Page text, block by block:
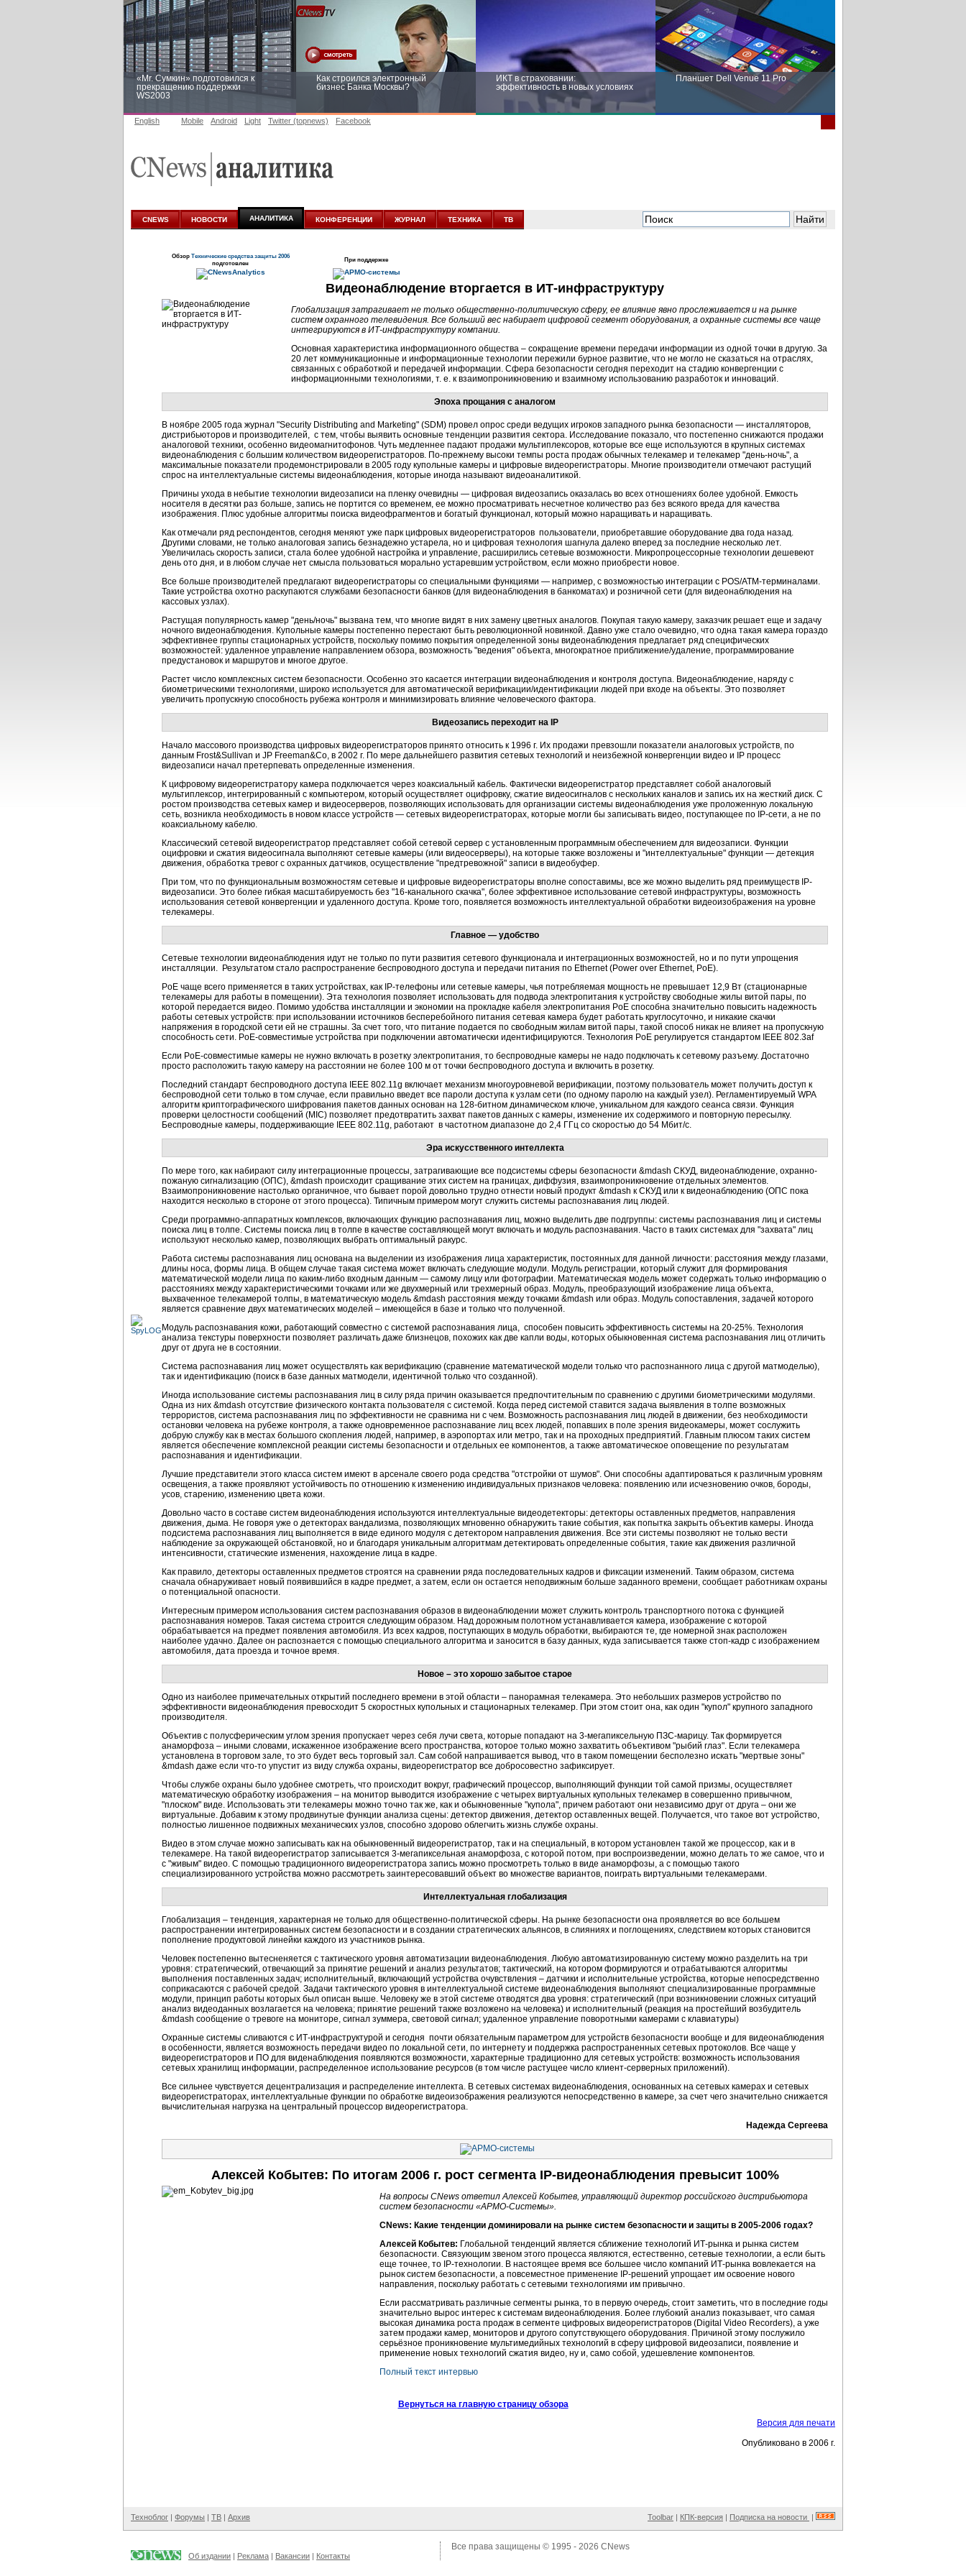
«Mr. Сумкин» подготовился к
прекращению поддержки
WS2003
Как строился электронный
бизнес Банка Москвы?
ИКТ в страховании:
эффективность в новых условиях
Планшет Dell Venue 11 Pro
аналитике
новых условиях
English Mobile Android Light Twitter (topnews) Facebook
CNEWS НОВОСТИ АНАЛИТИКА КОНФЕРЕНЦИИ ЖУРНАЛ ТЕХНИКА ТВ
Обзор Технические средства защиты 2006
подготовлен
При поддержке
Видеонаблюдение вторгается в ИТ-инфраструктуру
Глобализация затрагивает не только общественно-политическую сферу, ее влияние явно прослеживается и на рынке
систем охранного телевидения. Все больший вес набирает цифровой сегмент оборудования, а охранные системы все чаще
интегрируются в ИТ-инфраструктуру компании.
Основная характеристика информационного общества – сокращение времени передачи информации из одной точки в другую. За
20 лет коммуникационные и информационные технологии пережили бурное развитие, что не могло не сказаться на отраслях,
связанных с обработкой и передачей информации. Сфера безопасности сегодня переходит на стадию конвергенции с
информационными технологиями, т. е. к взаимопроникновению и взаимному использованию разработок и инноваций.
Эпоха прощания с аналогом
В ноябре 2005 года журнал "Security Distributing and Marketing" (SDM) провел опрос среди ведущих игроков западного рынка безопасности — инсталляторов,
дистрибьюторов и производителей, с тем, чтобы выявить основные тенденции развития сектора. Исследование показало, что постепенно снижаются продажи
аналоговой техники, особенно видеомагнитофонов. Чуть медленнее падают продажи мультиплексоров, которые все еще используются в крупных системах
видеонаблюдения с большим количеством видеорегистраторов. По-прежнему высоки темпы роста продаж обычных телекамер и телекамер "день-ночь", а
максимальные показатели продемонстрировали в 2005 году купольные камеры и цифровые видеорегистраторы. Многие производители отмечают растущий
спрос на интеллектуальные системы видеонаблюдения, которые иногда называют видеоаналитикой.
Причины ухода в небытие технологии видеозаписи на пленку очевидны — цифровая видеозапись оказалась во всех отношениях более удобной. Емкость
носителя в десятки раз больше, запись не портится со временем, ее можно просматривать несчетное количество раз без всякого вреда для качества
изображения. Плюс удобные алгоритмы поиска видеофрагментов и богатый функционал, который можно наращивать и наращивать.
Как отмечали ряд респондентов, сегодня меняют уже парк цифровых видеорегистраторов пользователи, приобретавшие оборудование два года назад.
Другими словами, не только аналоговая запись безнадежно устарела, но и цифровая технология шагнула далеко вперед за последние несколько лет.
Увеличилась скорость записи, стала более удобной настройка и управление, расширились сетевые возможности. Микропроцессорные технологии дешевеют
день ото дня, и в любом случае нет смысла пользоваться морально устаревшим устройством, если можно приобрести новое.
Все больше производителей предлагают видеорегистраторы со специальными функциями — например, с возможностью интеграции с POS/ATM-терминалами.
Такие устройства охотно раскупаются службами безопасности банков (для видеонаблюдения в банкоматах) и розничной сети (для видеонаблюдения на
кассовых узлах).
Растущая популярность камер "день/ночь" вызвана тем, что многие видят в них замену цветных аналогов. Покупая такую камеру, заказчик решает еще и задачу
ночного видеонаблюдения. Купольные камеры постепенно перестают быть революционной новинкой. Давно уже стало очевидно, что одна такая камера гораздо
эффективнее группы стационарных устройств, поскольку помимо покрытия определенной зоны видеонаблюдения предлагает ряд специфических
возможностей: удаленное управление направлением обзора, возможность "ведения" объекта, многократное приближение/удаление, программирование
предустановок и маршрутов и многое другое.
Растет число комплексных систем безопасности. Особенно это касается интеграции видеонаблюдения и контроля доступа. Видеонаблюдение, наряду с
биометрическими технологиями, широко используется для автоматической верификации/идентификации людей при входе на объекты. Это позволяет
увеличить пропускную способность рубежа контроля и минимизировать влияние человеческого фактора.
Видеозапись переходит на IP
Начало массового производства цифровых видеорегистраторов принято относить к 1996 г. Их продажи превзошли показатели аналоговых устройств, по
данным Frost&Sullivan и JP Freeman&Co, в 2002 г. По мере дальнейшего развития сетевых технологий и неизбежной конвергенции видео и IP процесс
видеозаписи начал претерпевать определенные изменения.
К цифровому видеорегистратору камера подключается через коаксиальный кабель. Фактически видеорегистратор представляет собой аналоговый
мультиплексор, интегрированный с компьютером, который осуществляет оцифровку, сжатие видеосигналов с нескольких каналов и запись их на жесткий диск. С
ростом производства сетевых камер и видеосерверов, позволяющих использовать для организации системы видеонаблюдения уже проложенную локальную
сеть, возникла необходимость в новом классе устройств — сетевых видеорегистраторах, которые могли бы записывать видео, поступающее по IP-сети, а не по
коаксиальному кабелю.
Классический сетевой видеорегистратор представляет собой сетевой сервер с установленным программным обеспечением для видеозаписи. Функции
оцифровки и сжатия видеосигнала выполняют сетевые камеры (или видеосерверы), на которые также возложены и "интеллектуальные" функции — детекция
движения, обработка тревог с охранных датчиков, осуществление "предтревожной" записи в видеобуфер.
При том, что по функциональным возможностям сетевые и цифровые видеорегистраторы вполне сопоставимы, все же можно выделить ряд преимуществ IP-
видеозаписи. Это более гибкая масштабируемость без "16-канального скачка", более эффективное использование сетевой инфраструктуры, возможность
использования сетевой конвергенции и удаленного доступа. Кроме того, появляется возможность интеллектуальной обработки видеоизображения на уровне
телекамеры.
Главное — удобство
Сетевые технологии видеонаблюдения идут не только по пути развития сетевого функционала и интеграционных возможностей, но и по пути упрощения
инсталляции. Результатом стало распространение беспроводного доступа и передачи питания по Ethernet (Power over Ethernet, PoE).
PoE чаще всего применяется в таких устройствах, как IP-телефоны или сетевые камеры, чья потребляемая мощность не превышает 12,9 Вт (стационарные
телекамеры для работы в помещении). Эта технология позволяет использовать для подвода электропитания к устройству свободные жилы витой пары, по
которой передается видео. Помимо удобства инсталляции и экономии на прокладке кабеля электропитания PoE способна значительно повысить надежность
работы сетевых устройств: при использовании источников бесперебойного питания сетевая камера будет работать круглосуточно, и никакие скачки
напряжения в городской сети ей не страшны. За счет того, что питание подается по свободным жилам витой пары, такой способ никак не влияет на пропускную
способность сети. PoE-совместимые устройства при подключении автоматически идентифицируются. Технология PoE регулируется стандартом IEEE 802.3af
Если PoE-совместимые камеры не нужно включать в розетку электропитания, то беспроводные камеры не надо подключать к сетевому разъему. Достаточно
просто расположить такую камеру на расстоянии не более 100 м от точки беспроводного доступа и включить в розетку.
Последний стандарт беспроводного доступа IEEE 802.11g включает механизм многоуровневой верификации, поэтому пользователь может получить доступ к
беспроводной сети только в том случае, если правильно введет все пароли доступа к узлам сети (по одному паролю на каждый узел). Регламентируемый WPA
алгоритм криптографического шифрования пакетов данных основан на 128-битном динамическом ключе, уникальном для каждого сеанса связи. Функция
проверки целостности сообщений (MIC) позволяет предотвратить захват пакетов данных с камеры, изменение их содержимого и повторную пересылку.
Беспроводные камеры, поддерживающие IEEE 802.11g, работают в частотном диапазоне до 2,4 ГГц со скоростью до 54 Мбит/с.
Эра искусственного интеллекта
По мере того, как набирают силу интеграционные процессы, затрагивающие все подсистемы сферы безопасности &mdash СКУД, видеонаблюдение, охранно-
пожаную сигнализацию (ОПС), &mdash происходит сращивание этих систем на границах, диффузия, взаимопроникновение отдельных элементов.
Взаимопроникновение настолько органичное, что бывает порой довольно трудно отнести новый продукт &mdash к СКУД или к видеонаблюдению (ОПС пока
находится несколько в стороне от этого процесса). Типичным примером могут служить системы распознавания лиц людей.
Среди программно-аппаратных комплексов, включающих функцию распознавания лиц, можно выделить две подгруппы: системы распознавания лиц и системы
поиска лиц в толпе. Системы поиска лиц в толпе в качестве составляющей могут включать и модуль распознавания. Часто в таких системах для "захвата" лиц
используют несколько камер, позволяющих выбрать оптимальный ракурс.
Работа системы распознавания лиц основана на выделении из изображения лица характеристик, постоянных для данной личности: расстояния между глазами,
длины носа, формы лица. В общем случае такая система может включать следующие модули. Модуль регистрации, который служит для формирования
математической модели лица по каким-либо входным данным — самому лицу или фотографии. Математическая модель может содержать только информацию о
расстояниях между характеристическими точками или же двухмерный или трехмерный образ. Модуль, преобразующий изображение лица объекта,
выхваченное телекамерой толпы, в математическую модель &mdash расстояния между точками &mdash или образ. Модуль сопоставления, задачей которого
является сравнение двух математических моделей – имеющейся в базе и только что полученной.
Модуль распознавания кожи, работающий совместно с системой распознавания лица, способен повысить эффективность системы на 20-25%. Технология
анализа текстуры поверхности позволяет различать даже близнецов, похожих как две капли воды, которых обыкновенная система распознавания лиц отличить
друг от друга не в состоянии.
Система распознавания лиц может осуществлять как верификацию (сравнение математической модели только что распознанного лица с другой матмоделью),
так и идентификацию (поиск в базе данных матмодели, идентичной только что созданной).
Иногда использование системы распознавания лиц в силу ряда причин оказывается предпочтительным по сравнению с другими биометрическими модулями.
Одна из них &mdash отсутствие физического контакта пользователя с системой. Когда перед системой ставится задача выявления в толпе возможных
террористов, система распознавания лиц по эффективности не сравнима ни с чем. Возможность распознавания лиц людей в движении, без необходимости
остановки человека на рубеже контроля, а также одновременное распознавание лиц всех людей, попавших в поле зрения видеокамеры, может сослужить
добрую службу как в местах большого скопления людей, например, в аэропортах или метро, так и на проходных предприятий. Главным плюсом таких систем
является обеспечение комплексной реакции системы безопасности и отдельных ее компонентов, а также автоматическое оповещение по результатам
распознавания и идентификации.
Лучшие представители этого класса систем имеют в арсенале своего рода средства "отстройки от шумов". Они способны адаптироваться к различным уровням
освещения, а также проявляют устойчивость по отношению к изменению индивидуальных признаков человека: появлению или исчезновению очков, бороды,
усов, старению, изменению цвета кожи.
Довольно часто в составе систем видеонаблюдения используются интеллектуальные видеодетекторы: детекторы оставленных предметов, направления
движения, дыма. Не говоря уже о детекторах вандализма, позволяющих мгновенно обнаружить такие события, как попытка закрыть объектив камеры. Иногда
подсистема распознавания лиц выполняется в виде единого модуля с детектором направления движения. Все эти системы позволяют не только вести
наблюдение за окружающей обстановкой, но и благодаря уникальным алгоритмам детектировать определенные события, такие как движения различной
интенсивности, статические изменения, нахождение лица в кадре.
Как правило, детекторы оставленных предметов строятся на сравнении ряда последовательных кадров и фиксации изменений. Таким образом, система
сначала обнаруживает новый появившийся в кадре предмет, а затем, если он остается неподвижным больше заданного времени, сообщает работникам охраны
о потенциальной опасности.
Интересным примером использования систем распознавания образов в видеонаблюдении может служить контроль транспортного потока с функцией
распознавания номеров. Такая система строится следующим образом. Над дорожным полотном устанавливается камера, изображение с которой
обрабатывается на предмет появления автомобиля. Из всех кадров, поступающих в модуль обработки, выбираются те, где номерной знак расположен
наиболее удачно. Далее он распознается с помощью специального алгоритма и заносится в базу данных, куда записывается также стоп-кадр с изображением
автомобиля, дата проезда и точное время.
Новое – это хорошо забытое старое
Одно из наиболее примечательных открытий последнего времени в этой области – панорамная телекамера. Это небольших размеров устройство по
эффективности видеонаблюдения превосходит 5 скоростных купольных и стационарных телекамер. При этом стоит она, как один "купол" крупного западного
производителя.
Объектив с полусферическим углом зрения пропускает через себя лучи света, которые попадают на 3-мегапиксельную ПЗС-марицу. Так формируется
анаморфоза – иными словами, искаженное изображение всего пространства, которое только можно захватить объективом "рыбий глаз". Если телекамера
установлена в торговом зале, то это будет весь торговый зал. Сам собой напрашивается вывод, что в таком помещении бесполезно искать "мертвые зоны"
&mdash даже если что-то упустит из виду служба охраны, видеорегистратор все добросовестно зафиксирует.
Чтобы службе охраны было удобнее смотреть, что происходит вокруг, графический процессор, выполняющий функции той самой призмы, осуществляет
математическую обработку изображения – на монитор выводится изображение с четырех виртуальных купольных телекамер в совершенно привычном,
"плоском" виде. Использовать эти телекамеры можно точно так же, как и обыкновенные "купола", причем работают они независимо друг от друга – они же
виртуальные. Добавим к этому продвинутые функции анализа сцены: детектор движения, детектор оставленных вещей. Получается, что такое вот устройство,
полностью лишенное подвижных механических узлов, способно здорово облегчить жизнь службе охраны.
Видео в этом случае можно записывать как на обыкновенный видеорегистратор, так и на специальный, в котором установлен такой же процессор, как и в
телекамере. На такой видеорегистратор записывается 3-мегапиксельная анаморфоза, с которой потом, при воспроизведении, можно делать то же самое, что и
с "живым" видео. С помощью традиционного видеорегистратора запись можно просмотреть только в виде анаморфозы, а с помощью такого
специализированного устройства можно рассмотреть заинтересовавший объект во множестве вариантов, поиграть виртуальными телекамерами.
Интеллектуальная глобализация
Глобализация – тенденция, характерная не только для общественно-политической сферы. На рынке безопасности она проявляется во все большем
распространении интегрированных систем безопасности и в создании стратегических альянсов, в слияниях и поглощениях, следствием которых становится
пополнение продуктовой линейки каждого из участников рынка.
Человек постепенно вытесненяется с тактического уровня автоматизации видеонаблюдения. Любую автоматизированную систему можно разделить на три
уровня: стратегический, отвечающий за принятие решений и анализ результатов; тактический, на котором формируются и отрабатываются алгоритмы
выполнения поставленных задач; исполнительный, включающий устройства очувствления – датчики и исполнительные устройства, которые непосредственно
соприкасаются с рабочей средой. Задачи тактического уровня в интеллектуальной системе видеонаблюдения выполняют специализированные программные
модули, принцип работы которых был описан выше. Человеку же в этой системе отводятся два уровня: стратегический (при возникновении сложных ситуаций
анализ видеоданных возлагается на человека; принятие решений также возложено на человека) и исполнительный (реакция на простейший возбудитель
&mdash сообщение о тревоге на мониторе, сигнал зуммера, световой сигнал; удаленное управление поворотными камерами с клавиатуры)
Охранные системы сливаются с ИТ-инфраструктурой и сегодня почти обязательным параметром для устройств безопасности вообще и для видеонаблюдения
в особенности, является возможность передачи видео по локальной сети, по интернету и поддержка распространенных сетевых протоколов. Все чаще у
видеорегистраторов и ПО для виденаблюдения появляются возможности, характерные традиционно для сетевых устройств: возможность использования
сетевых хранилищ информации, распределенное использование ресурсов (в том числе растущее число клиент-серверных приложений).
Все сильнее чувствуется децентрализация и распределение интеллекта. В сетевых системах видеонаблюдения, основанных на сетевых камерах и сетевых
видеорегистраторах, интеллектуальные функции по обработке видеоизображения реализуются непосредственно в камере, за счет чего значительно снижается
вычислительная нагрузка на центральный процессор видеорегистратора.
Надежда Сергеева
Алексей Кобытев: По итогам 2006 г. рост сегмента IP-видеонаблюдения превысит 100%
На вопросы CNews ответил Алексей Кобытев, управляющий директор российского дистрибьютора
систем безопасности «АРМО-Системы».
CNews: Какие тенденции доминировали на рынке систем безопасности и защиты в 2005-2006 годах?
Алексей Кобытев: Глобальной тенденций является сближение технологий ИТ-рынка и рынка систем
безопасности. Связующим звеном этого процесса являются, естественно, сетевые технологии, а если быть
еще точнее, то IP-технологии. В настоящее время все большее число компаний ИТ-рынка вовлекается на
рынок систем безопасности, а повсеместное применение IP-решений упрощает им освоение нового
направления, поскольку работать с сетевыми технологиями им привычно.
Если рассматривать различные сегменты рынка, то в первую очередь, стоит заметить, что в последние годы
значительно вырос интерес к системам видеонаблюдения. Более глубокий анализ показывает, что самая
высокая динамика роста продаж в сегменте цифровых видеорегистраторов (Digital Video Recorders), а уже
затем продажи камер, мониторов и другого сопутствующего оборудования. Причиной этому послужило
серьёзное проникновение мультимедийных технологий в сферу цифровой видеозаписи, появление и
применение новых технологий сжатия видео, ну и, само собой, удешевление компонентов.
Полный текст интервью
Вернуться на главную страницу обзора
Версия для печати
Опубликовано в 2006 г.
Техноблог | Форумы | ТВ | Архив Toolbar | КПК-версия | Подписка на новости |
Об издании | Реклама | Вакансии | Контакты
Все права защищены © 1995 - 2026 CNews